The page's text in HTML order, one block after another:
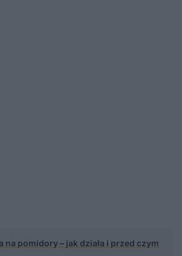
na pomidory – jak działa i przed czym